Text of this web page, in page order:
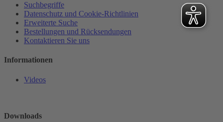
Suchbegriffe
Datenschutz und Cookie-Richtlinien
Erweiterte Suche
Bestellungen und Rücksendungen
Kontaktieren Sie uns
Informationen
Videos
Downloads